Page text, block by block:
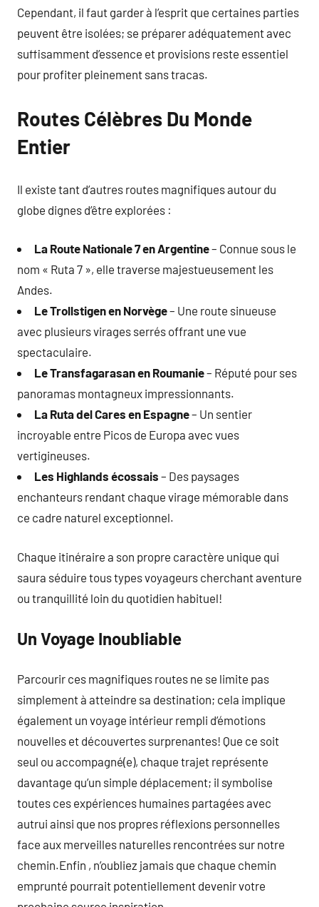
Cependant, il faut garder à l’esprit que certaines parties
peuvent être isolées; se préparer adéquatement avec
suffisamment d’essence et provisions reste essentiel
pour profiter pleinement sans tracas.
Routes Célèbres Du Monde
Entier
Il existe tant d’autres routes magnifiques autour du
globe dignes d’être explorées :
La Route Nationale 7 en Argentine– Connue sous le
nom « Ruta 7 », elle traverse majestueusement les
Andes.
Le Trollstigen en Norvège– Une route sinueuse
avec plusieurs virages serrés offrant une vue
spectaculaire.
Le Transfagarasan en Roumanie– Réputé pour ses
panoramas montagneux impressionnants.
La Ruta del Cares en Espagne– Un sentier
incroyable entre Picos de Europa avec vues
vertigineuses.
Les Highlands écossais – Des paysages
enchanteurs rendant chaque virage mémorable dans
ce cadre naturel exceptionnel.
Chaque itinéraire a son propre caractère unique qui
saura séduire tous types voyageurs cherchant aventure
ou tranquillité loin du quotidien habituel!
Un Voyage Inoubliable
Parcourir ces magnifiques routes ne se limite pas
simplement à atteindre sa destination; cela implique
également un voyage intérieur rempli d’émotions
nouvelles et découvertes surprenantes! Que ce soit
seul ou accompagné(e), chaque trajet représente
davantage qu’un simple déplacement; il symbolise
toutes ces expériences humaines partagées avec
autrui ainsi que nos propres réflexions personnelles
face aux merveilles naturelles rencontrées sur notre
chemin.Enfin , n’oubliez jamais que chaque chemin
emprunté pourrait potentiellement devenir votre